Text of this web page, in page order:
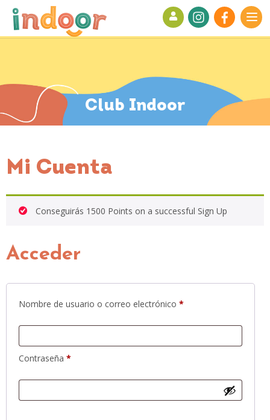
Indoor
Club Indoor
Mi Cuenta
Conseguirás 1500 Points on a successful Sign Up
Acceder
Nombre de usuario o correo electrónico *
Contraseña *